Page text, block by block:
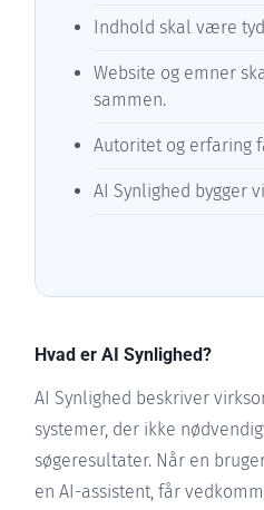
Indhold skal være
Website og emner
sammen.
Autoritet og erfaring
AI Synlighed bygger
Hvad er AI Synlighed?
AI Synlighed beskriver
systemer, der ikke
søgeresultater. Når en
en AI-assistent, får